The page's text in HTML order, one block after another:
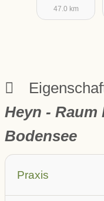
47.0 km
Heyn - Raum
Bodensee
Praxis